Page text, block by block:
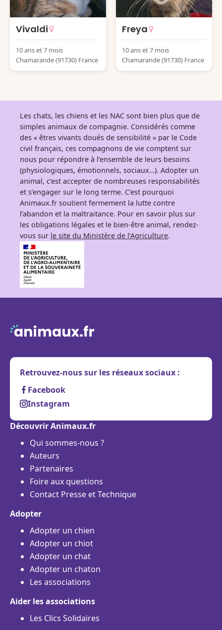
Vivaldi
10 ans et 7 mois
Chamarande (91730) France
Freya
10 ans et 7 mois
Chamarande (91730) France
Les chats, les chiens et les NAC sont bien plus que de
simples animaux de compagnie. Considérés comme
des « êtres vivants doués de sensibilité » par le Code
civil français, ces compagnons de vie comptent sur
nous pour répondre à l’ensemble de leurs besoins
(physiologiques, émotionnels, sociaux…). Adopter un
animal, c’est accepter de nombreuses responsabilités
et s’engager sur le long terme. C’est pourquoi
Animaux.fr soutient fermement la lutte contre
l’abandon et la maltraitance. Pour en savoir plus sur
les obligations légales et le bien-être animal, rendez-
vous sur le site du Ministère de l’Agriculture.
Retrouvez-nous sur les réseaux sociaux :
Facebook
Instagram
Découvrir Animaux.fr
Qui sommes-nous ?
Auteurs
Partenaires
Foire aux questions
Contact Presse et Technique
Adopter
Adopter un chien
Adopter un chiot
Adopter un chat
Adopter un chaton
Les associations
Aider les associations
Les Clics Solidaires